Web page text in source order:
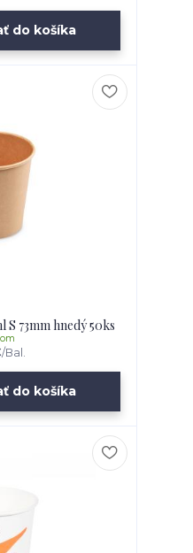
do košíka
73mm hnedý 50ks
/Bal.
do košíka